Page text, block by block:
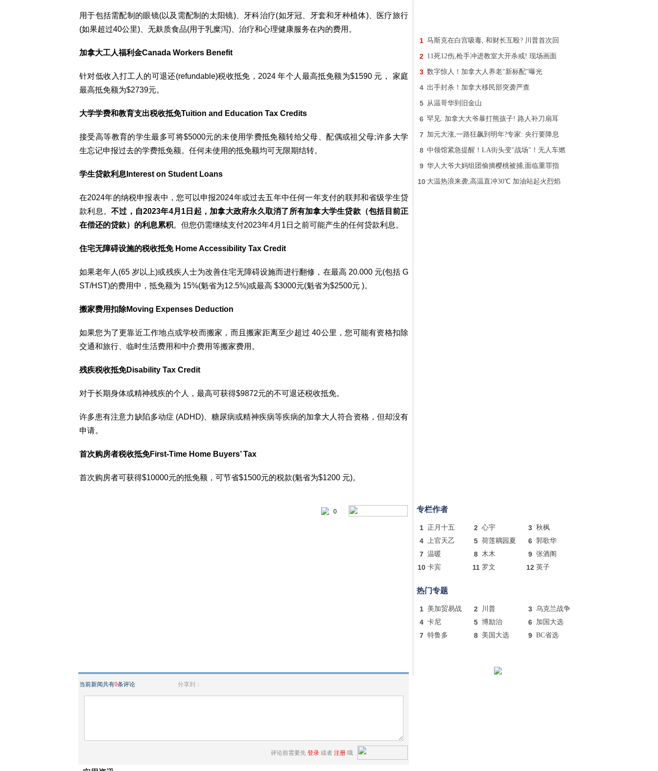
用于包括需配制的眼镜(以及需配制的太阳镜)、牙科治疗(如牙冠、牙套和牙种植体)、医疗旅行
(如果超过40公里)、无麸质食品(用于乳糜泻)、治疗和心理健康服务在内的费用。
加拿大工人福利金Canada Workers Benefit
针对低收入打工人的可退还(refundable)税收抵免，2024 年个人最高抵免额为$1590 元， 家庭
最高抵免额为$2739元。
大学学费和教育支出税收抵免Tuition and Education Tax Credits
接受高等教育的学生最多可将$5000元的未使用学费抵免额转给父母、配偶或祖父母;许多大学
生忘记申报过去的学费抵免额。任何未使用的抵免额均可无限期结转。
学生贷款利息Interest on Student Loans
在2024年的纳税申报表中，您可以申报2024年或过去五年中任何一年支付的联邦和省级学生贷
款利息。 不过，自2023年4月1日起，加拿大政府永久取消了所有加拿大学生贷款（包括目前正
在偿还的贷款）的利息累积。但您仍需继续支付2023年4月1日之前可能产生的任何贷款利息。
住宅无障碍设施的税收抵免 Home Accessibility Tax Credit
如果老年人(65 岁以上)或残疾人士为改善住宅无障碍设施而进行翻修，在最高 20.000 元(包括 G
ST/HST)的费用中，抵免额为 15%(魁省为12.5%)或最高 $3000元(魁省为$2500元 )。
搬家费用扣除Moving Expenses Deduction
如果您为了更靠近工作地点或学校而搬家，而且搬家距离至少超过 40公里，您可能有资格扣除
交通和旅行、临时生活费用和中介费用等搬家费用。
残疾税收抵免Disability Tax Credit
对于长期身体或精神残疾的个人，最高可获得$9872元的不可退还税收抵免。
许多患有注意力缺陷多动症 (ADHD)、糖尿病或精神疾病等疾病的加拿大人符合资格，但却没有
申请。
首次购房者税收抵免First-Time Home Buyers’ Tax
首次购房者可获得$10000元的抵免额，可节省$1500元的税款(魁省为$1200 元)。
0
当前新闻共有0条评论 分享到：
评论前需要先 登录 或者 注册 哦
1 马斯克在白宫吸毒, 和财长互殴? 川普首次回
2 11死12伤,枪手冲进教室大开杀戒! 现场画面
3 数字惊人！加拿大人养老"新标配"曝光
4 出手封杀！加拿大移民部突袭严查
5 从温哥华到旧金山
6 罕见: 加拿大大爷暴打熊孩子! 路人补刀扇耳
7 加元大涨,一路狂飙到明年?专家: 央行要降息
8 中领馆紧急提醒！LA街头变"战场"！无人车燃
9 华人大爷大妈组团偷摘樱桃被捕,面临重罪指
10 大温热浪来袭,高温直冲30℃ 加油站起火烈焰
专栏作者
1 正月十五 2 心宇 3 秋枫
4 上官天乙 5 荷莲耦园夏 6 郭歌华
7 温暖 8 木木 9 张酒阁
10 卡宾 11 罗文 12 英子
热门专题
1 美加贸易战 2 川普 3 乌克兰战争
4 卡尼 5 博励治 6 加国大选
7 特鲁多 8 美国大选 9 BC省选